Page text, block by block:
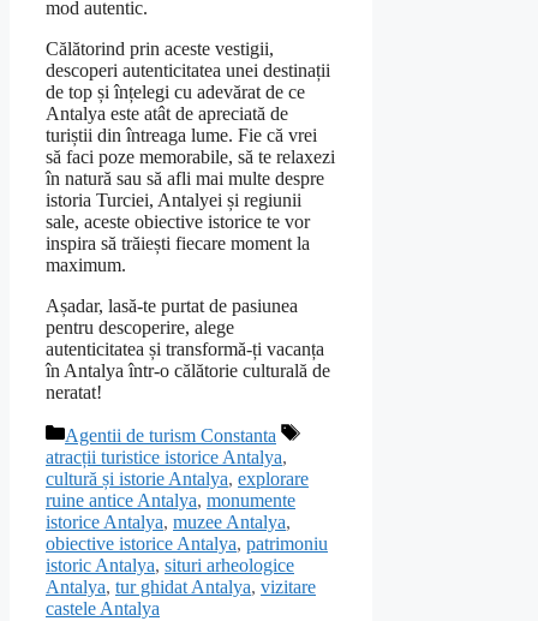
mod autentic.
Călătorind prin aceste vestigii,
descoperi autenticitatea unei destinații
de top și înțelegi cu adevărat de ce
Antalya este atât de apreciată de
turiștii din întreaga lume. Fie că vrei
să faci poze memorabile, să te relaxezi
în natură sau să afli mai multe despre
istoria Turciei, Antalyei și regiunii
sale, aceste obiective istorice te vor
inspira să trăiești fiecare moment la
maximum.
Așadar, lasă-te purtat de pasiunea
pentru descoperire, alege
autenticitatea și transformă-ți vacanța
în Antalya într-o călătorie culturală de
neratat!
Categorii
Agentii de turism Constanta
Etichete
atracții turistice istorice Antalya,
cultură și istorie Antalya, explorare
ruine antice Antalya, monumente
istorice Antalya, muzee Antalya,
obiective istorice Antalya, patrimoniu
istoric Antalya, situri arheologice
Antalya, tur ghidat Antalya, vizitare
castele Antalya